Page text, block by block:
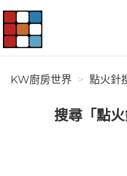
KW廚房世界
KW廚房世界 點火針
搜尋「點